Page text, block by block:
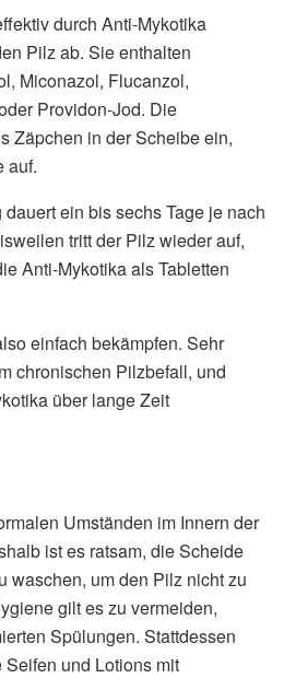
durch Anti-Mykotika
Pilz ab. Sie enthalten
Miconazol, Flucanzol,
Providon-Jod. Die
Zäpchen in der Scheibe ein,
auf.
ein bis sechs Tage je nach
tritt der Pilz wieder auf,
Anti-Mykotika als Tabletten
einfach bekämpfen. Sehr
chronischen Pilzbefall, und
über lange Zeit
Umständen im Innern der
ist es ratsam, die Scheide
waschen, um den Pilz nicht zu
gilt es zu vermeiden,
Spülungen. Stattdessen
und Lotions mit